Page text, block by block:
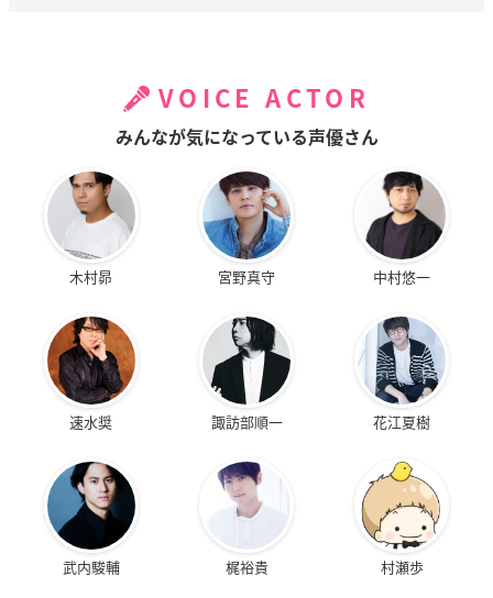
VOICE ACTOR
みんなが気になっている声優さん
木村昴 宮野真守 中村悠一
速水奨 諏訪部順一 花江夏樹
武内駿輔 梶裕貴 村瀬歩